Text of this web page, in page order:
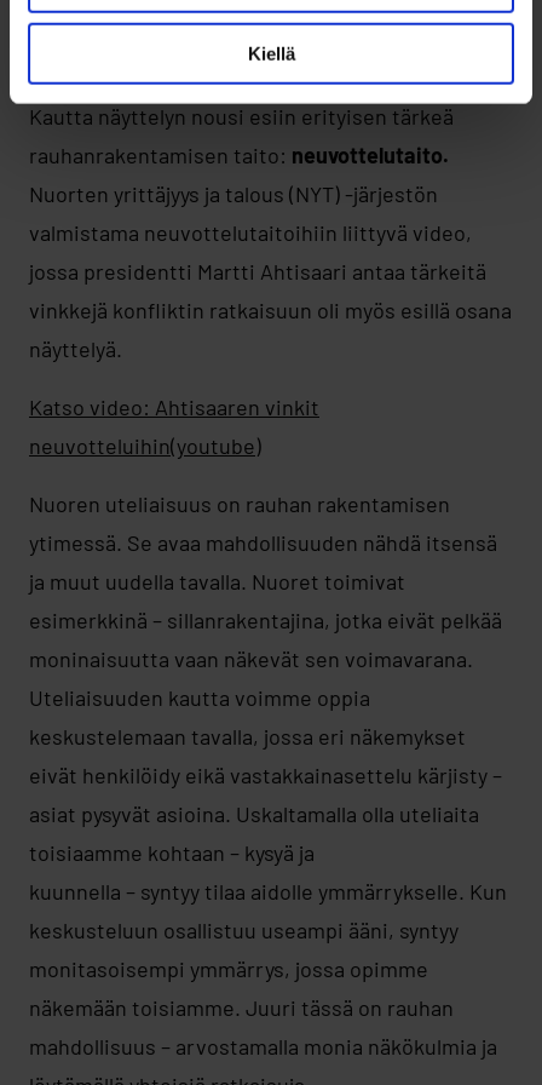
Kiellä
Neuvottelutaidot ja uteliaisuus –
rauhan rakentamisen ytimessä
Kautta näyttelyn nousi esiin erityisen tärkeä
rauhanrakentamisen taito: neuvottelutaito.
Nuorten yrittäjyys ja talous (NYT) -järjestön
valmistama neuvottelutaitoihiin liittyvä video,
jossa presidentti Martti Ahtisaari antaa tärkeitä
vinkkejä konfliktin ratkaisuun oli myös esillä osana
näyttelyä.
Katso video: Ahtisaaren vinkit
neuvotteluihin(youtube)
Nuoren uteliaisuus on rauhan rakentamisen
ytimessä. Se avaa mahdollisuuden nähdä itsensä
ja muut uudella tavalla. Nuoret toimivat
esimerkkinä – sillanrakentajina, jotka eivät pelkää
moninaisuutta vaan näkevät sen voimavarana.
Uteliaisuuden kautta voimme oppia
keskustelemaan tavalla, jossa eri näkemykset
eivät henkilöidy eikä vastakkainasettelu kärjisty –
asiat pysyvät asioina. Uskaltamalla olla uteliaita
toisiaamme kohtaan – kysyä ja
kuunnella – syntyy tilaa aidolle ymmärrykselle. Kun
keskusteluun osallistuu useampi ääni, syntyy
monitasoisempi ymmärrys, jossa opimme
näkemään toisiamme. Juuri tässä on rauhan
mahdollisuus – arvostamalla monia näkökulmia ja